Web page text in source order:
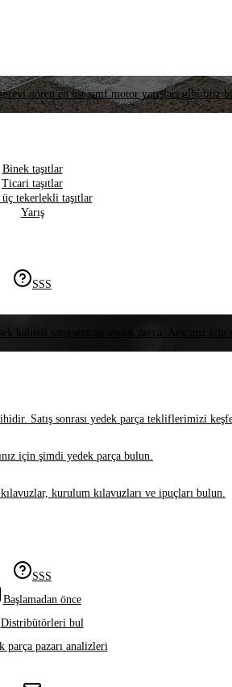
gören en üst sınıf motor yarışları gibi titiz
Binek taşıtlar
Ticari taşıtlar
tekerlekli taşıtlar
Yarış
SSS
kaliteli satış sonrası yedek parça. Aracınız
Satış sonrası yedek parça tekliflerimizi
için şimdi yedek parça bulun.
kurulum kılavuzları ve ipuçları bulun.
SSS
Başlamadan önce
Distribütörleri bul
parça pazarı analizleri